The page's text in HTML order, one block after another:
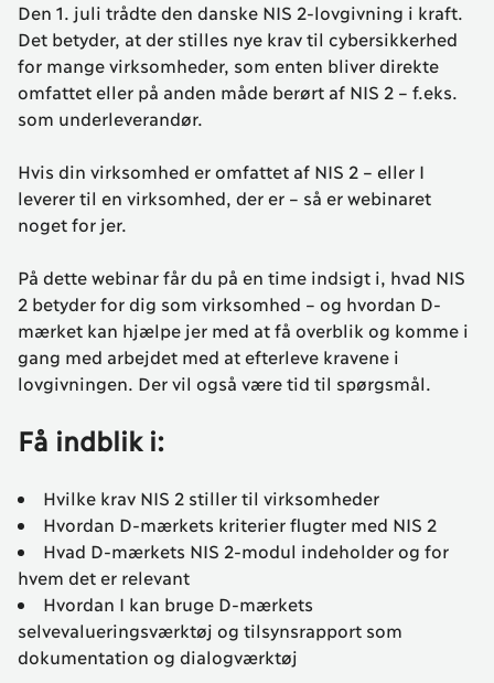
Den 1. juli trådte den danske NIS 2-lovgivning i kraft.
Det betyder, at der stilles nye krav til cybersikkerhed
for mange virksomheder, som enten bliver direkte
omfattet eller på anden måde berørt af NIS 2 – f.eks.
som underleverandør.
Hvis din virksomhed er omfattet af NIS 2 – eller I
leverer til en virksomhed, der er – så er webinaret
noget for jer.
På dette webinar får du på en time indsigt i, hvad NIS
2 betyder for dig som virksomhed – og hvordan D-
mærket kan hjælpe jer med at få overblik og komme i
gang med arbejdet med at efterleve kravene i
lovgivningen. Der vil også være tid til spørgsmål.
Få indblik i:
Hvilke krav NIS 2 stiller til virksomheder
Hvordan D-mærkets kriterier flugter med NIS 2
Hvad D-mærkets NIS 2-modul indeholder og for
hvem det er relevant
Hvordan I kan bruge D-mærkets
selvevalueringsværktøj og tilsynsrapport som
dokumentation og dialogværktøj